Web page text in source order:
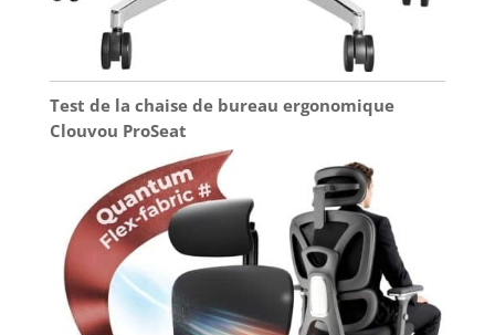
Test de la chaise de bureau ergonomique
Clouvou ProSeat